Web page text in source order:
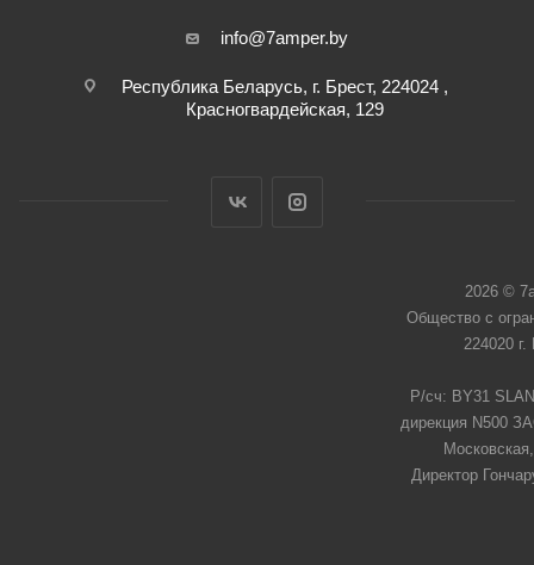
info@7amper.by
Республика Беларусь, г. Брест, 224024 ,
Красногвардейская, 129
2026 ©
Общество с
224020
Р/сч: BY31
дирекция N500
Директор